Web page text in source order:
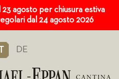
agosto per chiusura estiva
dal 24 agosto 2026
DE